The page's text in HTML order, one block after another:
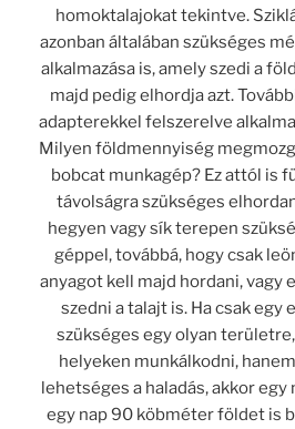
homoktalajokat tekintve.
azonban általában szükséges
alkalmazása is, amely szedi a
majd pedig elhordja azt.
adapterekkel felszerelve
Milyen földmennyiség
bobcat munkagép? Ez attól is
távolságra szükséges
hegyen vagy sík terepen
géppel, továbbá, hogy csak
anyagot kell majd hordani, vagy
szedni a talajt is. Ha csak egy
szükséges egy olyan
helyeken munkálkodni,
lehetséges a haladás, akkor egy
egy nap 90 köbméter földet is